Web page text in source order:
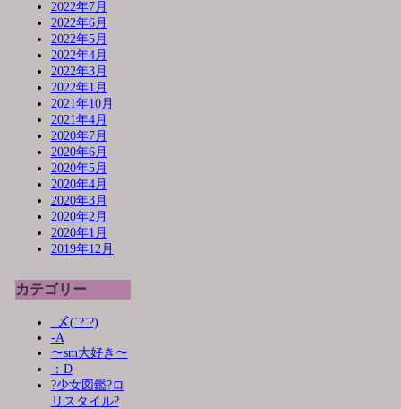
2022年7月
2022年6月
2022年5月
2022年4月
2022年3月
2022年1月
2021年10月
2021年4月
2020年7月
2020年6月
2020年5月
2020年4月
2020年3月
2020年2月
2020年1月
2019年12月
カテゴリー
_〆(´?`?)
-A
〜sm大好き〜
：D
?少女図鑑?ロ
リスタイル?